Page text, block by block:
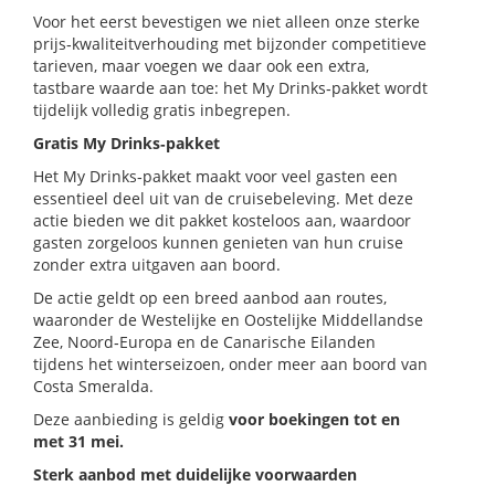
Voor het eerst bevestigen we niet alleen onze sterke
prijs‑kwaliteitverhouding met bijzonder competitieve
tarieven, maar voegen we daar ook een extra,
tastbare waarde aan toe: het My Drinks‑pakket wordt
tijdelijk volledig gratis inbegrepen.
Gratis My Drinks‑pakket
Het My Drinks‑pakket maakt voor veel gasten een
essentieel deel uit van de cruisebeleving. Met deze
actie bieden we dit pakket kosteloos aan, waardoor
gasten zorgeloos kunnen genieten van hun cruise
zonder extra uitgaven aan boord.
De actie geldt op een breed aanbod aan routes,
waaronder de Westelijke en Oostelijke Middellandse
Zee, Noord‑Europa en de Canarische Eilanden
tijdens het winterseizoen, onder meer aan boord van
Costa Smeralda.
Deze aanbieding is geldig voor boekingen tot en
met 31 mei.
Sterk aanbod met duidelijke voorwaarden